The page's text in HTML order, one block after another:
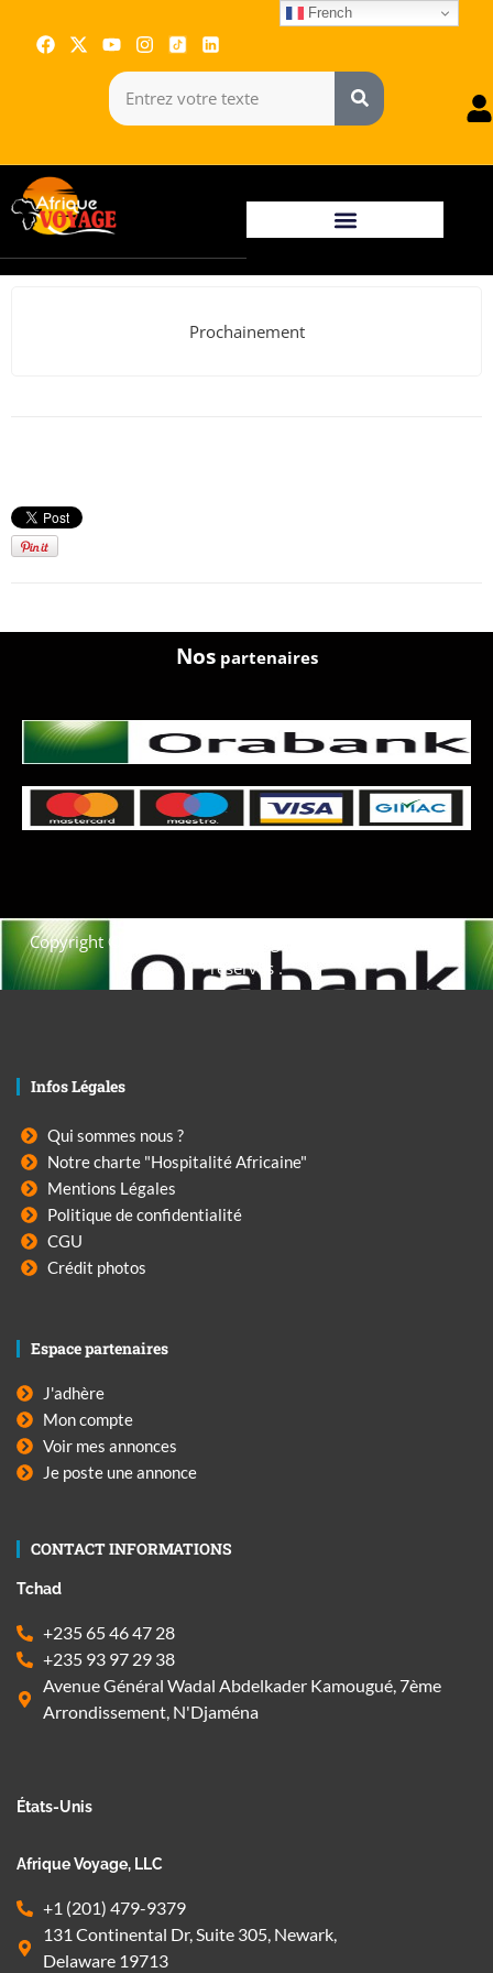
Prochainement
Nospartenaires
Copyright © 2021. Afrique-voyage-découverte tous droits
réservés .
Infos Légales
Qui sommes nous ?
Notre charte "Hospitalité Africaine"
Mentions Légales
Politique de confidentialité
CGU
Crédit photos
Espace partenaires
J'adhère
Mon compte
Voir mes annonces
Je poste une annonce
CONTACT INFORMATIONS
Tchad
+235 65 46 47 28
+235 93 97 29 38
Avenue Général Wadal Abdelkader Kamougué, 7ème
Arrondissement, N'Djaména
États-Unis
Afrique Voyage, LLC
+1 (201) 479-9379
131 Continental Dr, Suite 305, Newark,
Delaware 19713
French